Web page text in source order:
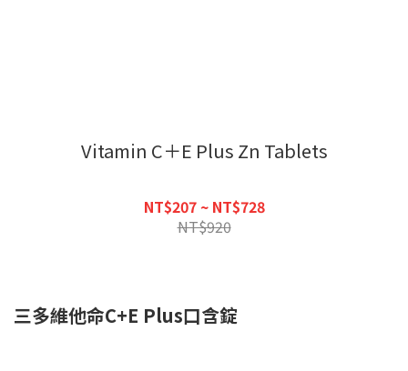
Vitamin C＋E Plus Zn Tablets
NT$207 ~ NT$728
NT$920
三多維他命C+E Plus口含錠